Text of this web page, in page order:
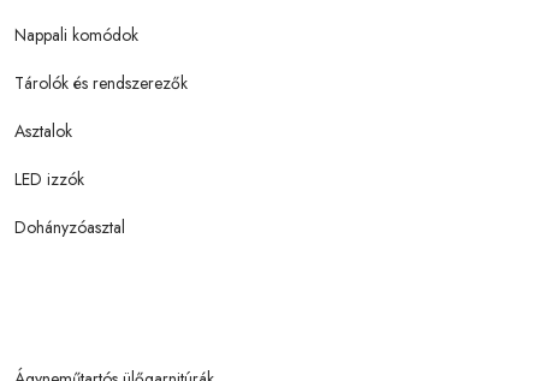
Nappali komódok
Tárolók és rendszerezők
Asztalok
LED izzók
Dohányzóasztal